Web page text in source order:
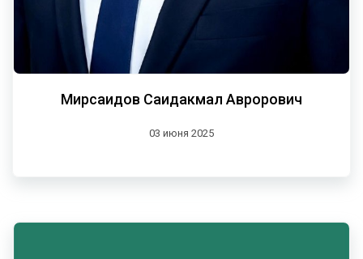
Мирсаидов Саидакмал Аврорович
03 июня 2025